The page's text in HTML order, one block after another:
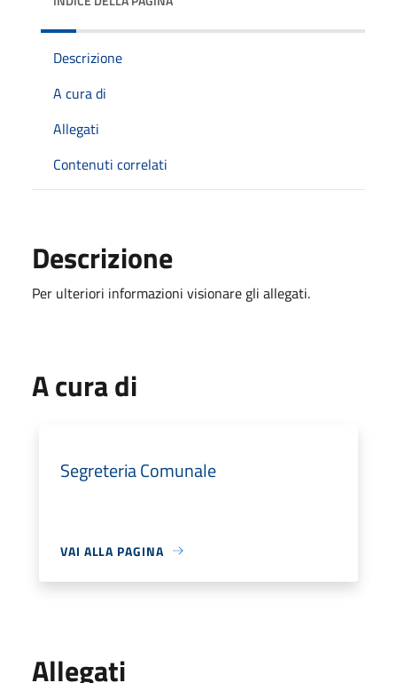
Descrizione
A cura di
Allegati
Contenuti correlati
Descrizione
Per ulteriori informazioni visionare gli allegati.
A cura di
Segreteria Comunale
VAI ALLA PAGINA
Allegati